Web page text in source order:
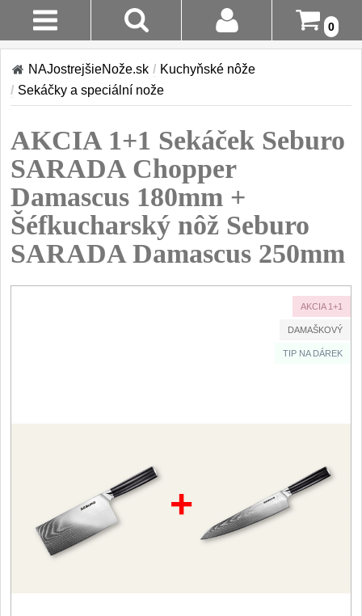
0
Stav
Objednávky
Registrácia
Doručenie
A Platba
Vrátenie Do
Akcia!
Kuchyňské nôže
Sady nožov 9
Kuchařské nože
Univerzálny nože 50
Nože na ovoce a
Vykosťovací nože 41
Steakové nože
Plátkovací nože
NAJostrejšieNože.sk / Kuchyňské nôže
/ Sekáčky a speciální nože
AKCIA 1+1 Sekáček Seburo
SARADA Chopper
Damascus 180mm +
Šéfkucharský nôž Seburo
SARADA Damascus 250mm
AKCIA 1+1
DAMAŠKOVÝ
TIP NA DÁREK
+